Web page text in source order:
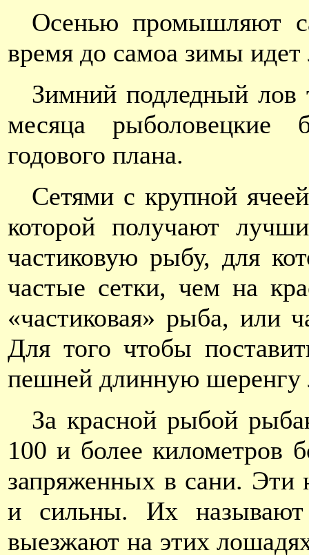
Осенью промышляют
время до самоа зимы
Зимний подледный лов
месяца рыболовецкие
годового плана.
Сетями с крупной
которой получают
частиковую рыбу, для
частые сетки, чем на
«частиковая» рыба, или
Для того чтобы
пешней длинную шеренгу
За красной рыбой
100 и более
запряженных в сани. Эти
и сильны. Их
выезжают на этих